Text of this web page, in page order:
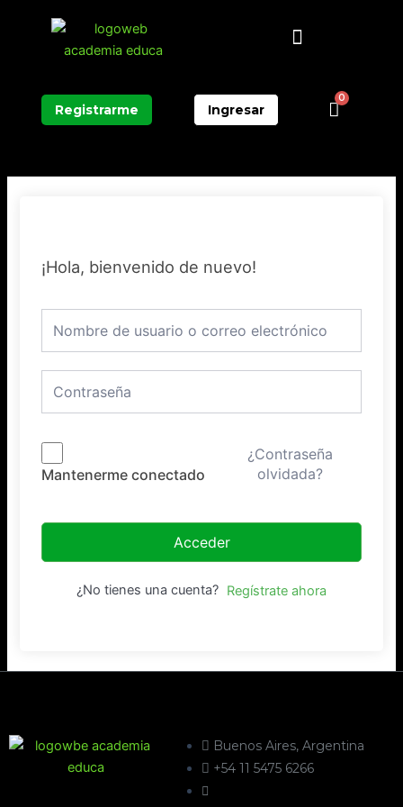
Menú
Registrarme Ingresar
0
¡Hola, bienvenido de nuevo!
Mantenerme conectado
¿Contraseña
olvidada?
Acceder
¿No tienes una cuenta? Regístrate ahora
Buenos Aires, Argentina
+54 11 5475 6266